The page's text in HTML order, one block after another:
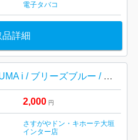
電子タバコ
品詳細
IQOS ILUMA i / ブリーズブルー / 電子タバコ / アイコス / イルマ アイ
2,000 円
さすがやドン・キホーテ大垣
インター店